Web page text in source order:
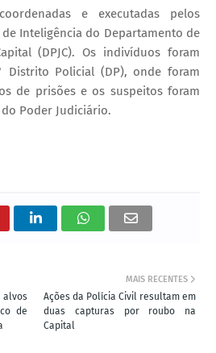
e executadas pelos
de Inteligência do Departamento de
(DPJC). Os indivíduos foram
Distrito Policial (DP), onde foram
de prisões e os suspeitos foram
Poder Judiciário.
MAIS RECENTES
Ações da Polícia Civil resultam em
duas capturas por roubo na
Capital
de